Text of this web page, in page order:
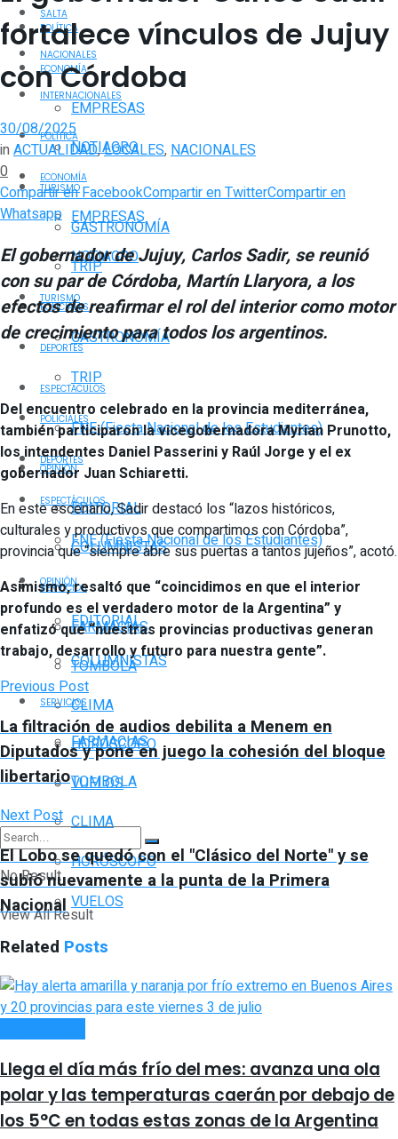
POLÍTICA
ECONOMÍA
EMPRESAS
NOTIAGRO
TURISMO
GASTRONOMÍA
TRIP
POLICIALES
DEPORTES
ESPECTÁCULOS
FNE (Fiesta Nacional de los Estudiantes)
OPINIÓN
EDITORIAL
COLUMNISTAS
SERVICIOS
FARMACIAS
TOMBOLA
CLIMA
HORÓSCOPO
VUELOS
No Result
View All Result
SALTA
NACIONALES
INTERNACIONALES
POLÍTICA
ECONOMÍA
EMPRESAS
NOTIAGRO
TURISMO
GASTRONOMÍA
TRIP
POLICIALES
DEPORTES
ESPECTÁCULOS
FNE (Fiesta Nacional de los Estudiantes)
OPINIÓN
EDITORIAL
COLUMNISTAS
SERVICIOS
FARMACIAS
TOMBOLA
CLIMA
HORÓSCOPO
VUELOS
fortalece vínculos de Jujuy
con Córdoba
30/08/2025
inACTUALIDAD,LOCALES,NACIONALES
0
Compartir en FacebookCompartir en TwitterCompartir en
Whatsapp
El gobernador de Jujuy, Carlos Sadir, se reunió
con su par de Córdoba, Martín Llaryora, a los
efectos de reafirmar el rol del interior como motor
de crecimiento para todos los argentinos.
Del encuentro celebrado en la provincia mediterránea,
también participaron la vicegobernadora Myrian Prunotto,
los intendentes Daniel Passerini y Raúl Jorge y el ex
gobernador Juan Schiaretti.
En este escenario, Sadir destacó los “lazos históricos,
culturales y productivos que compartimos con Córdoba”,
provincia que “siempre abre sus puertas a tantos jujeños”, acotó.
Asimismo, resaltó que “coincidimos en que el interior
profundo es el verdadero motor de la Argentina” y
enfatizó que “nuestras provincias productivas generan
trabajo, desarrollo y futuro para nuestra gente”.
Previous Post
La filtración de audios debilita a Menem en
Diputados y pone en juego la cohesión del bloque
libertario
Next Post
El Lobo se quedó con el "Clásico del Norte" y se
subió nuevamente a la punta de la Primera
Nacional
Related Posts
Llega el día más frío del mes: avanza una ola
polar y las temperaturas caerán por debajo de
los 5°C en todas estas zonas de la Argentina